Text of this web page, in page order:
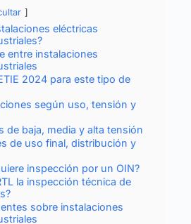
eléctricas
entre instalaciones
2024 para este tipo de
según uso, tensión y
de baja, media y alta tensión
de uso final, distribución y
inspección por un OIN?
la inspección técnica de
sobre instalaciones